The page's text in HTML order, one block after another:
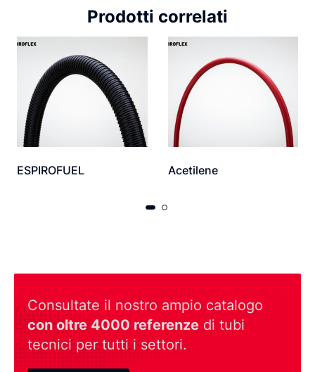
Prodotti correlati
ESPIROFUEL Acetilene
Consultate il nostro ampio catalogo
con oltre 4000 referenze di tubi
tecnici per tutti i settori.